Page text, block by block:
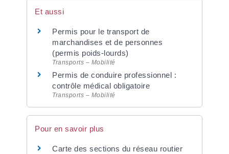
Et aussi
Permis pour le transport de
marchandises et de personnes
(permis poids-lourds)
Transports – Mobilité
Permis de conduire professionnel :
contrôle médical obligatoire
Transports – Mobilité
Pour en savoir plus
Carte des sections du réseau routier